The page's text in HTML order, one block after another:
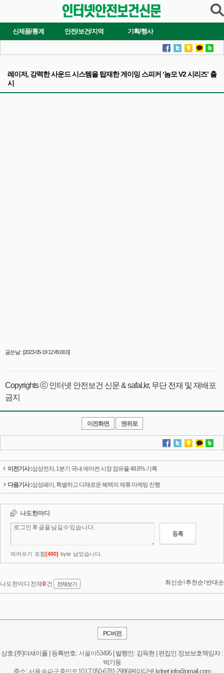
신제품/통계 안전/보건/지역 기획/행사
레이저, 강력한 사운드 시스템을 탑재한 게이밍 스피커 ‘놈모 V2 시리즈’ 출
시
글쓴날 : [2023-05-19 12:45:00.0]
Copyrights ⓒ 인터넷 안전보건 신문 & safal.kr, 무단 전재 및 재배포
금지
이전화면 맨위로
이전기사 :삼성전자, 1분기 국내 에어컨 시장 점유율 48.6% 기록
다음기사 :삼성페이, 특별하고 다채로운 혜택의 제휴 마케팅 진행
PC버전
상호:(주)더세이폴 | 등록번호: 서울아53495| 발행인: 김득현 | 편집인.정보보호책임자 :
박기동
주소: 서울 송파구 충민로 10| T:050-6781-2986|케이디넷 kdnet.info@gmail.com